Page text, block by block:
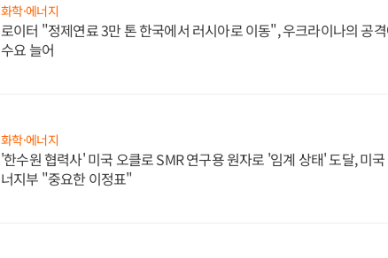
화학·에너지
로이터 "정제연료 3만 톤 한국에서 러시아로 이동", 우크라이나의 공
수요 늘어
화학·에너지
'한수원 협력사' 미국 오클로 SMR 연구용 원자로 '임계 상태' 도달, 미국
너지부 "중요한 이정표"